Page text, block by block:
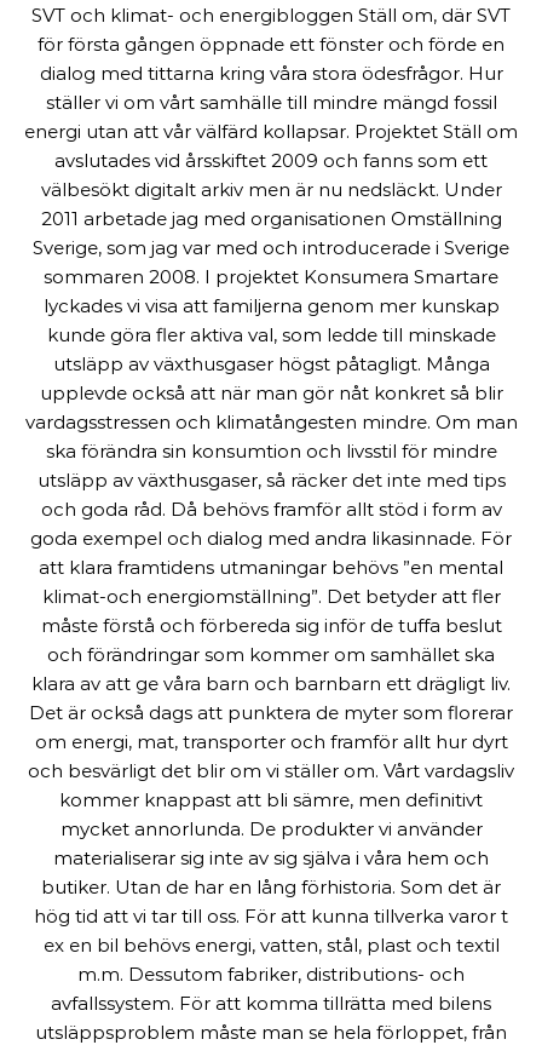
SVT och klimat- och energibloggen Ställ om, där SVT
för första gången öppnade ett fönster och förde en
dialog med tittarna kring våra stora ödesfrågor. Hur
ställer vi om vårt samhälle till mindre mängd fossil
energi utan att vår välfärd kollapsar. Projektet Ställ om
avslutades vid årsskiftet 2009 och fanns som ett
välbesökt digitalt arkiv men är nu nedsläckt. Under
2011 arbetade jag med organisationen Omställning
Sverige, som jag var med och introducerade i Sverige
sommaren 2008. I projektet Konsumera Smartare
lyckades vi visa att familjerna genom mer kunskap
kunde göra fler aktiva val, som ledde till minskade
utsläpp av växthusgaser högst påtagligt. Många
upplevde också att när man gör nåt konkret så blir
vardagsstressen och klimatångesten mindre. Om man
ska förändra sin konsumtion och livsstil för mindre
utsläpp av växthusgaser, så räcker det inte med tips
och goda råd. Då behövs framför allt stöd i form av
goda exempel och dialog med andra likasinnade. För
att klara framtidens utmaningar behövs ”en mental
klimat-och energiomställning”. Det betyder att fler
måste förstå och förbereda sig inför de tuffa beslut
och förändringar som kommer om samhället ska
klara av att ge våra barn och barnbarn ett drägligt liv.
Det är också dags att punktera de myter som florerar
om energi, mat, transporter och framför allt hur dyrt
och besvärligt det blir om vi ställer om. Vårt vardagsliv
kommer knappast att bli sämre, men definitivt
mycket annorlunda. De produkter vi använder
materialiserar sig inte av sig själva i våra hem och
butiker. Utan de har en lång förhistoria. Som det är
hög tid att vi tar till oss. För att kunna tillverka varor t
ex en bil behövs energi, vatten, stål, plast och textil
m.m. Dessutom fabriker, distributions- och
avfallssystem. För att komma tillrätta med bilens
utsläppsproblem måste man se hela förloppet, från